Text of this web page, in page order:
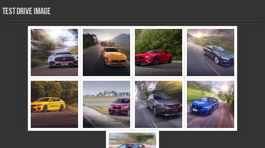
Test Drive Image